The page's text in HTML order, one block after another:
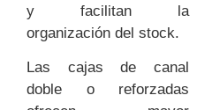
y facilitan la
organización del stock.
Las cajas de canal
doble o reforzadas